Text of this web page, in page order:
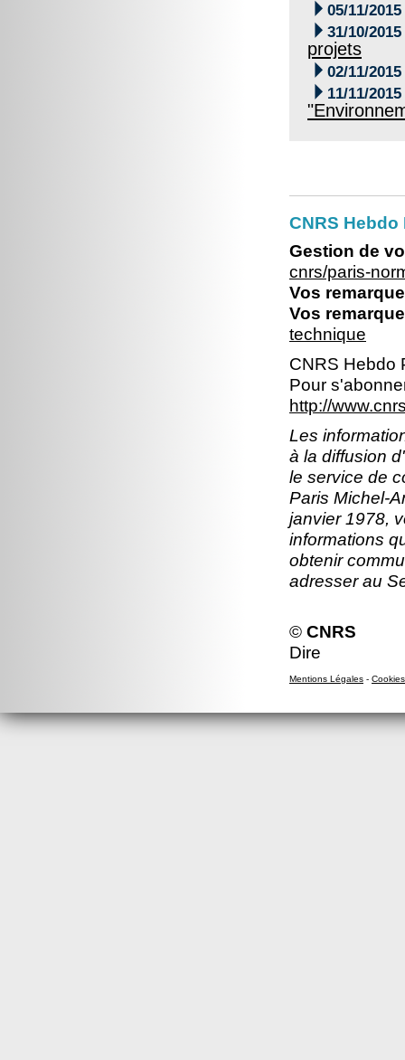
 05/11/2015
 31/10/2015
projets
 02/11/2015
 11/11/2015
CNRS
Gestion de
cnrs/paris-
Vos
Vos
technique
CNRS Hebdo
Pour
http://
Les
à la diffusion
le service de
Paris Michel-
janvier 1978,
informations
obtenir
adresser au
© CNRS
Dire
Mentions Légales - Cookies